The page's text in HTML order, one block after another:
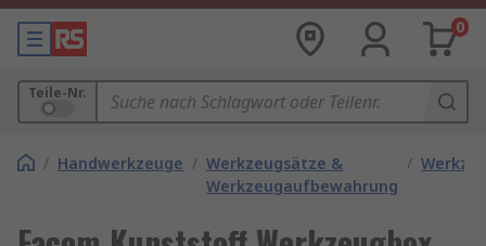
0
Teile-Nr.
/ Handwerkzeuge / Werkzeugsätze &
Werkzeugaufbewahrung
/